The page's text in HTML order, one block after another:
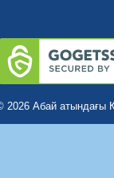
2026 Абай атындағы